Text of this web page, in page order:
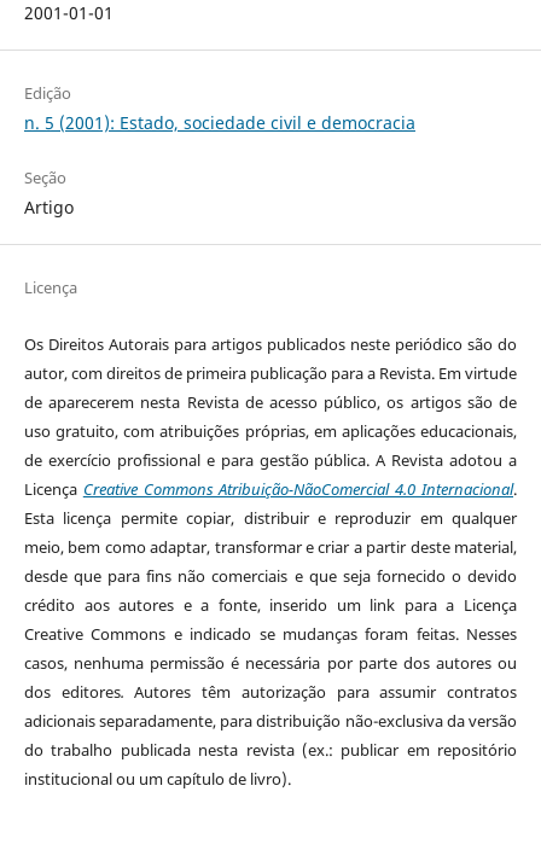
2001-01-01
Edição
n. 5 (2001): Estado, sociedade civil e democracia
Seção
Artigo
Licença
Os Direitos Autorais para artigos publicados neste periódico são do
autor, com direitos de primeira publicação para a Revista. Em virtude
de aparecerem nesta Revista de acesso público, os artigos são de
uso gratuito, com atribuições próprias, em aplicações educacionais,
de exercício profissional e para gestão pública. A Revista adotou a
Licença Creative Commons Atribuição-NãoComercial 4.0 Internacional.
Esta licença permite copiar, distribuir e reproduzir em qualquer
meio, bem como adaptar, transformar e criar a partir deste material,
desde que para fins não comerciais e que seja fornecido o devido
crédito aos autores e a fonte, inserido um link para a Licença
Creative Commons e indicado se mudanças foram feitas. Nesses
casos, nenhuma permissão é necessária por parte dos autores ou
dos editores.Autores têm autorização para assumir contratos
adicionais separadamente, para distribuição não-exclusiva da versão
do trabalho publicada nesta revista (ex.: publicar em repositório
institucional ou um capítulo de livro).